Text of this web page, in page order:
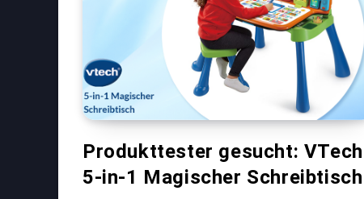
Produkttester gesucht: VTech
5-in-1 Magischer Schreibtisch